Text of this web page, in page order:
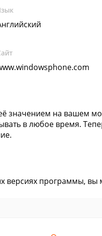
значением на вашем
в любое время.
версиях программы,